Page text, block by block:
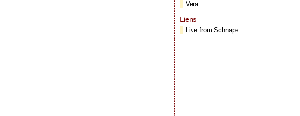
Vera
Liens
Live from Schnaps